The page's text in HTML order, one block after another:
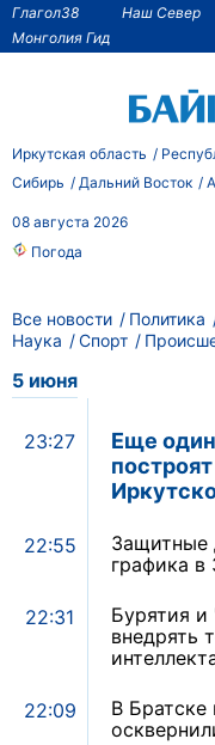
Глагол38 Наш Север
Монголия Гид
Иркутская область
Сибирь
Дальний Восток
08 августа 2026
Погода
Все новости Политика
Наука
Спорт
5 июня
23:27
Еще
22:55
Защитные
графика в
22:31
Бурятия и
внедрять
22:09
В Братске